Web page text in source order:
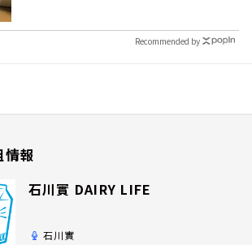
Recommended by
情報
石川實 DAIRY LIFE
石川實